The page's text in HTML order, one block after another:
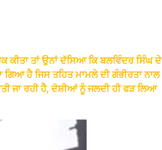
ਕੀਤਾ ਤਾਂ ਉਨਾਂ ਦੱਸਿਆ ਕਿ ਬਲਵਿੰਦਰ ਸਿੰਘ ਦੇ
ਹੈ ਜਿਸ ਤਹਿਤ ਮਾਮਲੇ ਦੀ ਗੰਭੀਰਤਾ ਨਾਲ
ਜਾ ਰਹੀ ਹੈ, ਦੋਸ਼ੀਆਂ ਨੂੰ ਜਲਦੀ ਹੀ ਫੜ ਲਿਆ